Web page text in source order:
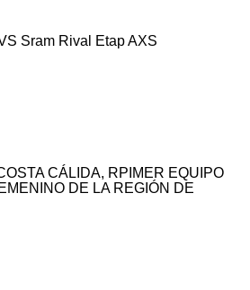
Sram Rival Etap AXS
CÁLIDA, RPIMER EQUIPO
DE LA REGIÓN DE